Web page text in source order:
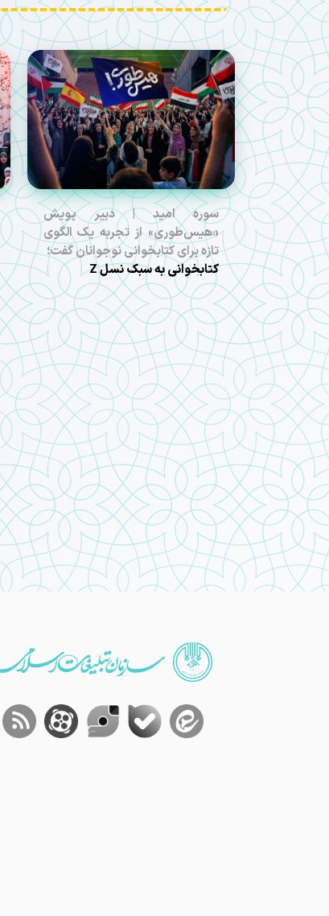
سوره امید | دبیر پویش
«هیس‌طوری» از تجربه یک الگوی
تازه برای کتابخوانی نوجوانان گفت؛
کتابخوانی به سبک نسل Z